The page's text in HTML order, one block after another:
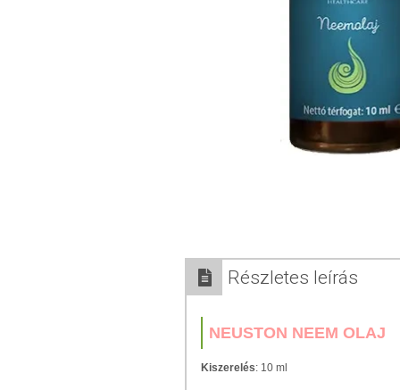
Részletes leírás
NEUSTON NEEM OLAJ
Kiszerelés: 10 ml